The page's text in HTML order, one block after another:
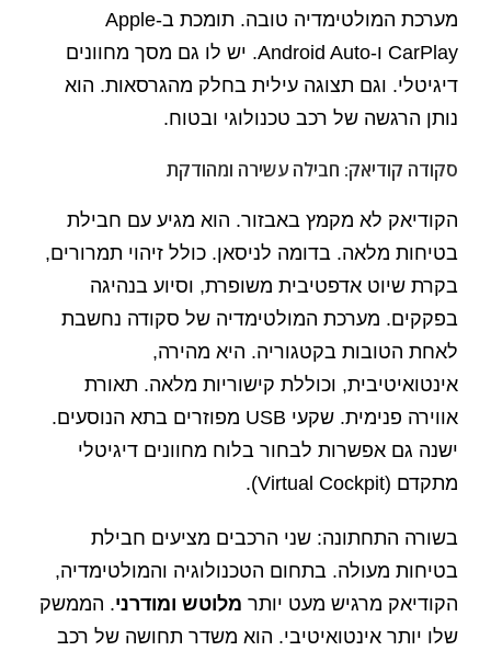
מערכת המולטימדיה טובה. תומכת ב-Apple
CarPlay ו-Android Auto. יש לו גם מסך מחוונים
דיגיטלי. וגם תצוגה עילית בחלק מהגרסאות. הוא
נותן הרגשה של רכב טכנולוגי ובטוח.
סקודה קודיאק: חבילה עשירה ומהודקת
הקודיאק לא מקמץ באבזור. הוא מגיע עם חבילת
בטיחות מלאה. בדומה לניסאן. כולל זיהוי תמרורים,
בקרת שיוט אדפטיבית משופרת, וסיוע בנהיגה
בפקקים. מערכת המולטימדיה של סקודה נחשבת
לאחת הטובות בקטגוריה. היא מהירה,
אינטואיטיבית, וכוללת קישוריות מלאה. תאורת
אווירה פנימית. שקעי USB מפוזרים בתא הנוסעים.
ישנה גם אפשרות לבחור בלוח מחוונים דיגיטלי
מתקדם (Virtual Cockpit).
בשורה התחתונה: שני הרכבים מציעים חבילת
בטיחות מעולה. בתחום הטכנולוגיה והמולטימדיה,
הקודיאק מרגיש מעט יותר מלוטש ומודרני. הממשק
שלו יותר אינטואיטיבי. הוא משדר תחושה של רכב